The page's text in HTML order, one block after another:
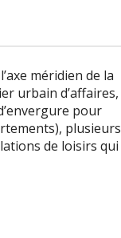
méridien de la
urbain d’affaires,
pour
plusieurs
de loisirs qui